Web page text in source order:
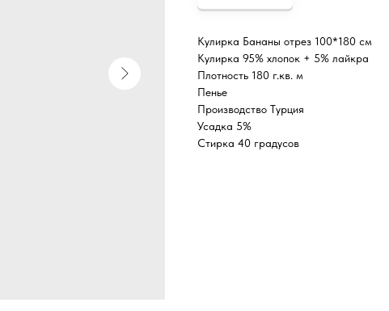
Кулирка Бананы отрез 100*180 см
Кулирка 95% хлопок + 5% лайкра
Плотность 180 г.кв. м
Пенье
Производство Турция
Усадка 5%
Стирка 40 градусов